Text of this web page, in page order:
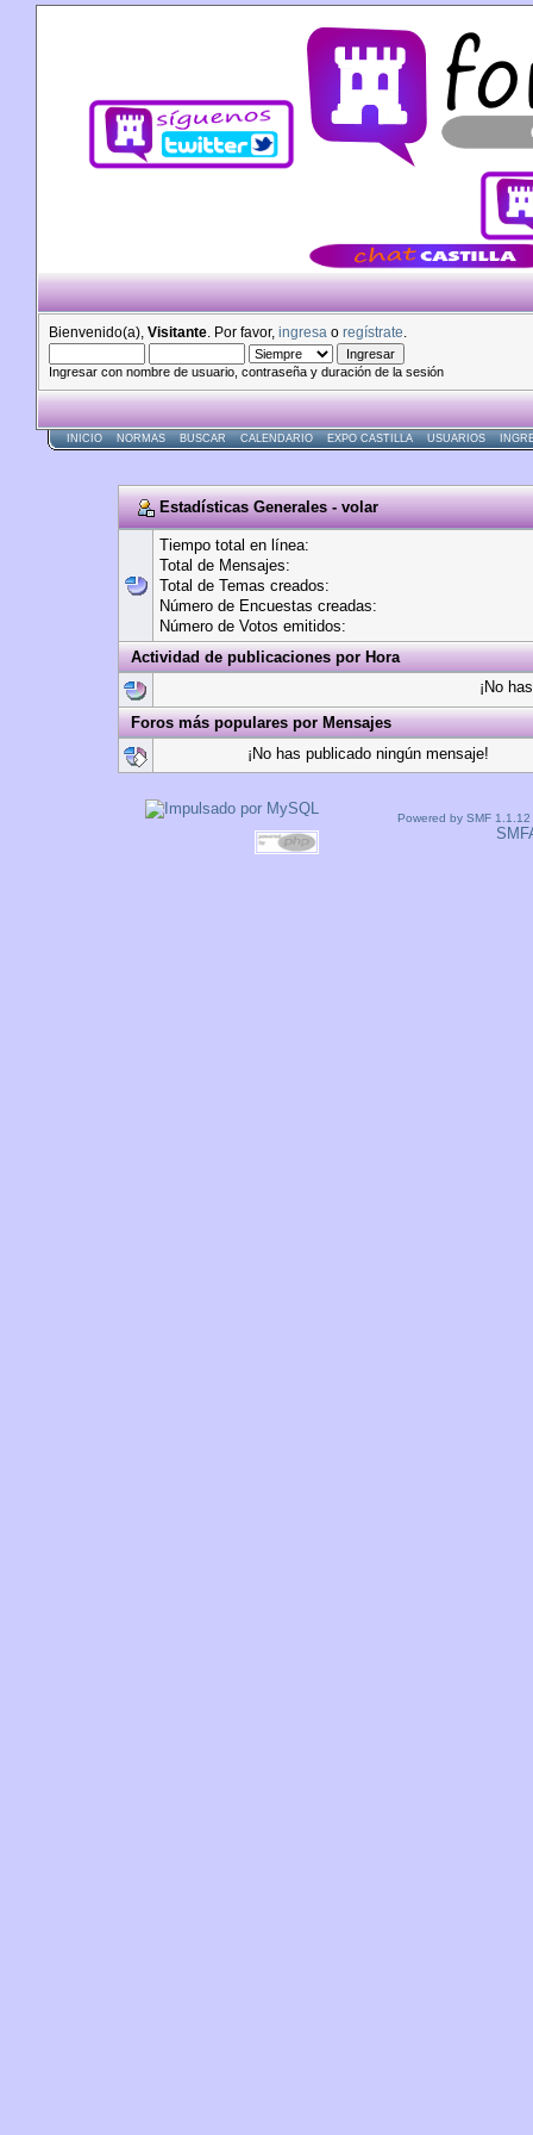
Bienvenido(a), Visitante . Por favor, ingresa o regístrate
Ingresar con nombre de usuario, contraseña y duración de la sesión
INICIO NORMAS BUSCAR CALENDARIO EXPO CASTILLA USUARIOS
Estadísticas Generales - volar
Tiempo total en línea:
Total de Mensajes:
Total de Temas creados:
Número de Encuestas creadas:
Número de Votos emitidos:
Actividad de publicaciones por Hora
¡No
Foros más populares por Mensajes
¡No has publicado ningún mensaje!
Powered by SMF 1.1.12